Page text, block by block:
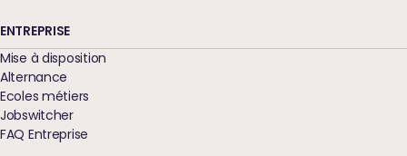
ENTREPRISE
Mise à disposition
Alternance
Ecoles métiers
Jobswitcher
FAQ Entreprise